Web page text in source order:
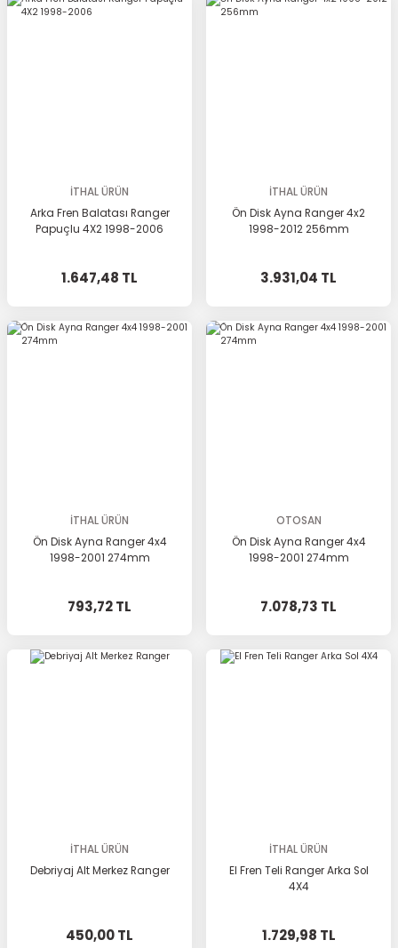
İTHAL ÜRÜN
Arka Fren Balatası Ranger
Papuçlu 4X2 1998-2006
1.647,48 TL
İTHAL ÜRÜN
Ön Disk Ayna Ranger 4x2
1998-2012 256mm
3.931,04 TL
İTHAL ÜRÜN
Ön Disk Ayna Ranger 4x4
1998-2001 274mm
793,72 TL
OTOSAN
Ön Disk Ayna Ranger 4x4
1998-2001 274mm
7.078,73 TL
İTHAL ÜRÜN
Debriyaj Alt Merkez Ranger
450,00 TL
İTHAL ÜRÜN
El Fren Teli Ranger Arka Sol
4X4
1.729,98 TL